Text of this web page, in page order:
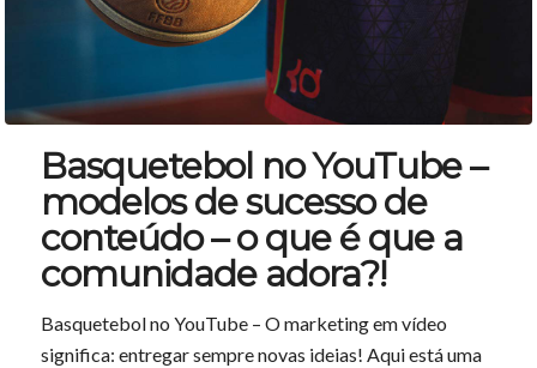
Basquetebol no YouTube –
modelos de sucesso de
conteúdo – o que é que a
comunidade adora?!
Basquetebol no YouTube – O marketing em vídeo
significa: entregar sempre novas ideias! Aqui está uma